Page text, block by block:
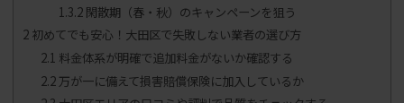
1.3.2閑散期（春・秋）のキャンペーンを狙う
2 初めてでも安心！大田区で失敗しない業者の選び方
2.1 料金体系が明確で追加料金がないか確認する
2.2万が一に備えて損害賠償保険に加入しているか